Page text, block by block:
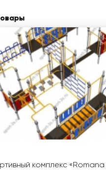
комплекс «Romana